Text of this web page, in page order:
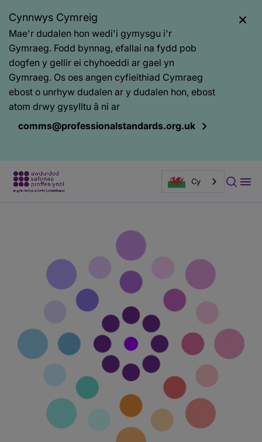
Cynnwys Cymreig
Mae'r dudalen hon wedi'i gymysgu i'r
Gymraeg. Fodd bynnag, efallai na fydd pob
dogfen y gellir ei chyhoeddi ar gael yn
Gymraeg. Os oes angen cyfieithiad Cymraeg
ebost o unrhyw dudalen ar y dudalen hon, ebost
atom drwy gysylltu â ni ar
comms@professionalstandards.org.uk
Cy